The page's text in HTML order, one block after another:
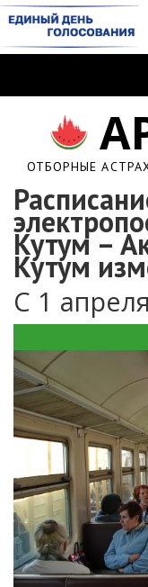
ОТБОРНЫЕ
Кутум –
Кутум
C 1 апреля